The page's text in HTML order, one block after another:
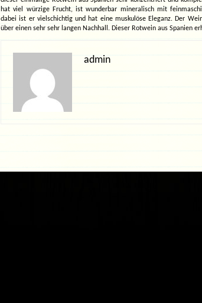
hat viel würzige Frucht, ist wunderbar mineralisch mit
dabei ist er vielschichtig und hat eine muskulöse Eleganz. Der
über einen sehr sehr langen Nachhall. Dieser Rotwein aus Spanien
admin